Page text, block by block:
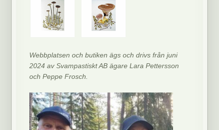
Webbplatsen och butiken ägs och drivs från juni
2024 av Svampastiskt AB ägare Lara Pettersson
och Peppe Frosch.